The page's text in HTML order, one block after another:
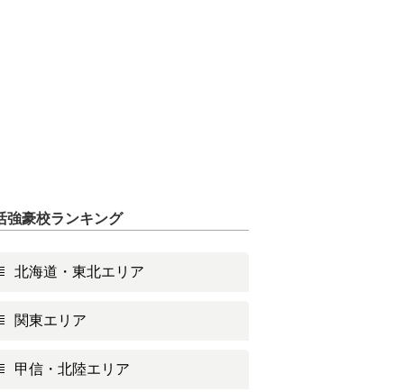
強豪校ランキング
北海道・東北エリア
関東エリア
甲信・北陸エリア